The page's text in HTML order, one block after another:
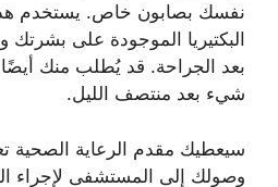
نفسك بصابون خاص. يستخدم
البكتيريا الموجودة على
بعد الجراحة. قد يُطلب منك
شيء بعد منتصف الليل.
سيعطيك مقدم الرعاية الصحية
وصولك إلى المستشفى لإجراء